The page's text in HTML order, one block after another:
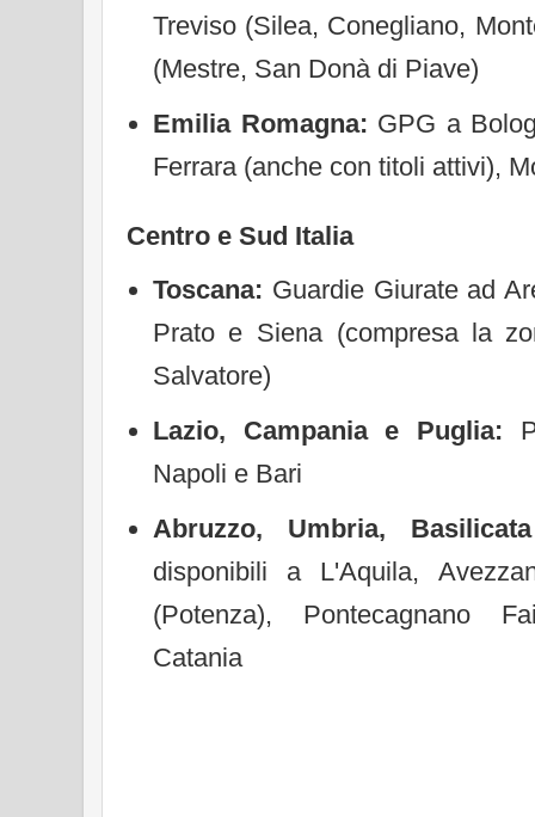
Treviso (Silea, Conegliano,
(Mestre, San Donà di Piave)
Emilia Romagna: GPG a
Ferrara (anche con titoli attivi),
Centro e Sud Italia
Toscana: Guardie Giurate ad
Prato e Siena (compresa la
Salvatore)
Lazio, Campania e Puglia:
Napoli e Bari
Abruzzo, Umbria,
disponibili a L'Aquila,
(Potenza), Pontecagnano
Catania